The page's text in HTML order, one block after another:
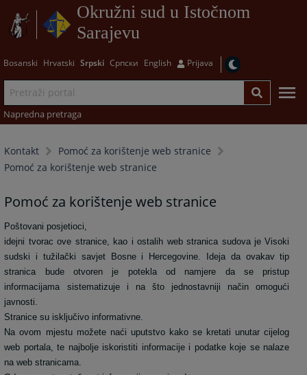
Okružni sud u Istočnom
Sarajevu
Bosanski Hrvatski Srpski Српски English Prijava
Napredna pretraga
Kontakt
Pomoć za korištenje web stranice
Pomoć za korištenje web stranice
Pomoć za korištenje web stranice
Poštovani posjetioci,
idejni tvorac ove stranice, kao i ostalih web stranica sudova je Visoki
sudski i tužilački savjet Bosne i Hercegovine. Ideja da ovakav tip
stranica bude otvoren je potekla od namjere da se pristup
informacijama sistematizuje i na što jednostavniji način omogući
javnosti.
Stranice su isključivo informativne.
Na ovom mjestu možete naći uputstvo kako se kretati unutar cijelog
web portala, te najbolje iskoristiti informacije i podatke koje se nalaze
na web stranicama.